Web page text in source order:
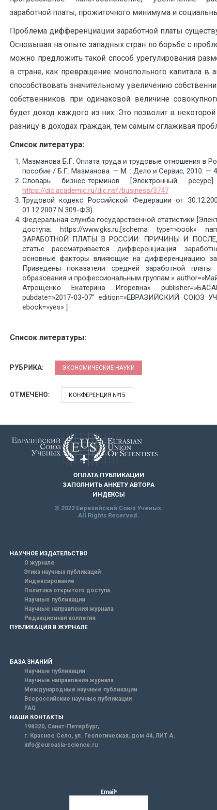
заработной платы, прожиточного минимума и
Проблема дифференциации заработной платы
Основывая на опыте западных стран по борьбе с
можно предложить такой способ урегулирования
в стране, как превращение монопольного капитала в
способствовать значительному увеличению
собственников при одинаковой величине
будет доход каждого из них. Это позволит в некоторой
разницу в доходах граждан, тем самым сглаживая
Список литература:
Мазманова Б.Г. Оплата труда и трудовые отношения в
пособие / Б.Г. Мазманова. — М. : Дело и Сервис, 2010. —
Словарь бизнес-терминов [Электронный
https://dic.academic.ru/dic.nsf/business/3747
Трудовой кодекс Российской Федерации от
01.12.2007 N 309-ФЗ).
Федеральная служба государственной статистики
доступа: https://www.gks.ru.[schema type=»book»
ЗАРАБОТНОЙ ПЛАТЫ В РОССИИ: ПРИЧИНЫ И
статье рассматривается дифференциация
основные факторы влияющие на дифференциацию
Приведены показатели средней заработной
образования и профессиональным группам.»
Атрощенко Екатерина Игоревна»
pubdate=»2017-03-07″ edition=»ЕВРАЗИЙСКИЙ СОЮЗ
ebook=»yes» ]
Список литературы:
РУБРИКА: ЭКОНОМИЧЕСКИЕ НАУКИ
ОТМЕЧЕНО: КОНФЕРЕНЦИЯ №15
ОПЛАТА ПУБЛИКАЦИИ
ЗАПОЛНИТЬ АНКЕТУ АВТОРА
ИНДЕКСЫ
© 2022 Евразийский Союз Ученых.
All Rights Reserved.
НАУЧНОЕ ИЗДАТЕЛЬСТВО
О журнале
Этика научных публикаций
Индексирование
Политика открытого доступа
Научные публикации
Научные направления журнала
Редакционная коллегия
ПУБЛИКАЦИЯ В ЖУРНАЛЕ
БАЗА ЗНАНИЙ
Научные публикации
Научные направления журнала
Международные научные публикации
Всероссийские научные публикации
FAQ
НАШИ КОНТАКТЫ
198320, Санкт-Петербург,
г. Красное Село, ул. Геологическая, дом 44, ЛИТ А.
info@euroasia-science.ru
Email*